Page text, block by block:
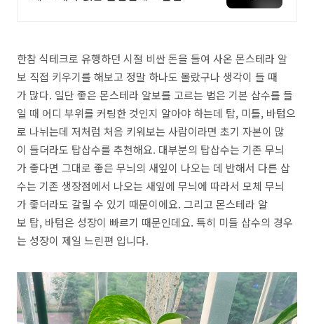
한참 식테크로 유행하던 시절 비싼 돈을 들여 사온 몬스테라 알
보 직접 키우기를 해보고 정말 하나도 몰랐구나 생각이 들 때
가 많다. 일단 좋은 몬스테라 알보를 고르는 법은 기본 삽수를 들
일 때 어디 부위를 커팅한 것인지 알아야 하는데 탑, 미틀, 바텀으
로 나뉘는데 저처럼 처음 키워보는 사람이라면 초기 자본이 많
이 들더라도 탑삽수를 추천해요. 대부분의 탑삽수는 기존 무늬
가 좋다면 그대로 좋은 무늬의 새잎이 나오는 데 반해서 다른 삽
수는 기존 생장점에서 나오는 새잎에 무늬에 따라서 모체 무늬
가 좋더라도 갈릴 수 있기 때문이에요. 그리고 몬스테라 알
보 탑, 바텀은 성장이 빠르기 때문인데요. 특히 미들 삽수의 경우
는 성장이 제일 느린편 입니다.